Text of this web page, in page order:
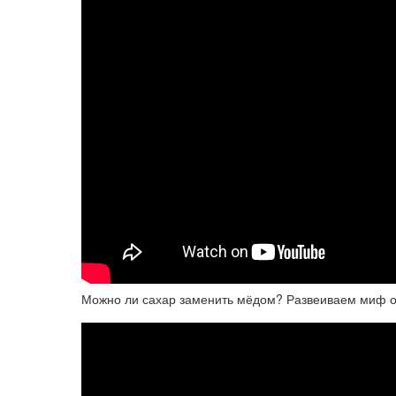
Можно ли сахар заменить мёдом? Развеиваем миф